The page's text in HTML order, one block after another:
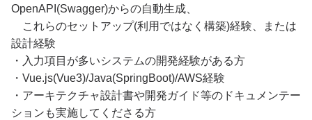
OpenAPI(Swagger)からの自動生成、
これらのセットアップ(利用ではなく構築)経験、または
設計経験
・入力項目が多いシステムの開発経験がある方
・Vue.js(Vue3)/Java(SpringBoot)/AWS経験
・アーキテクチャ設計書や開発ガイド等のドキュメンテー
ションも実施してくださる方